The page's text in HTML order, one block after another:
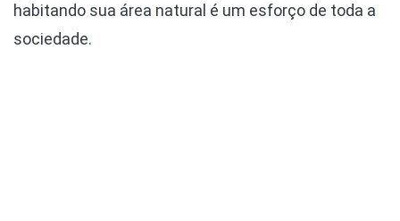
habitando sua área natural é um esforço de toda a
sociedade.